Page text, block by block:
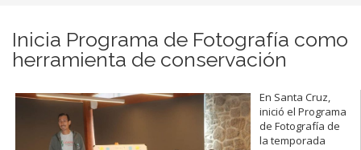
Inicia Programa de Fotografía como
herramienta de conservación
En Santa Cruz,
inició el Programa
de Fotografía de
la temporada